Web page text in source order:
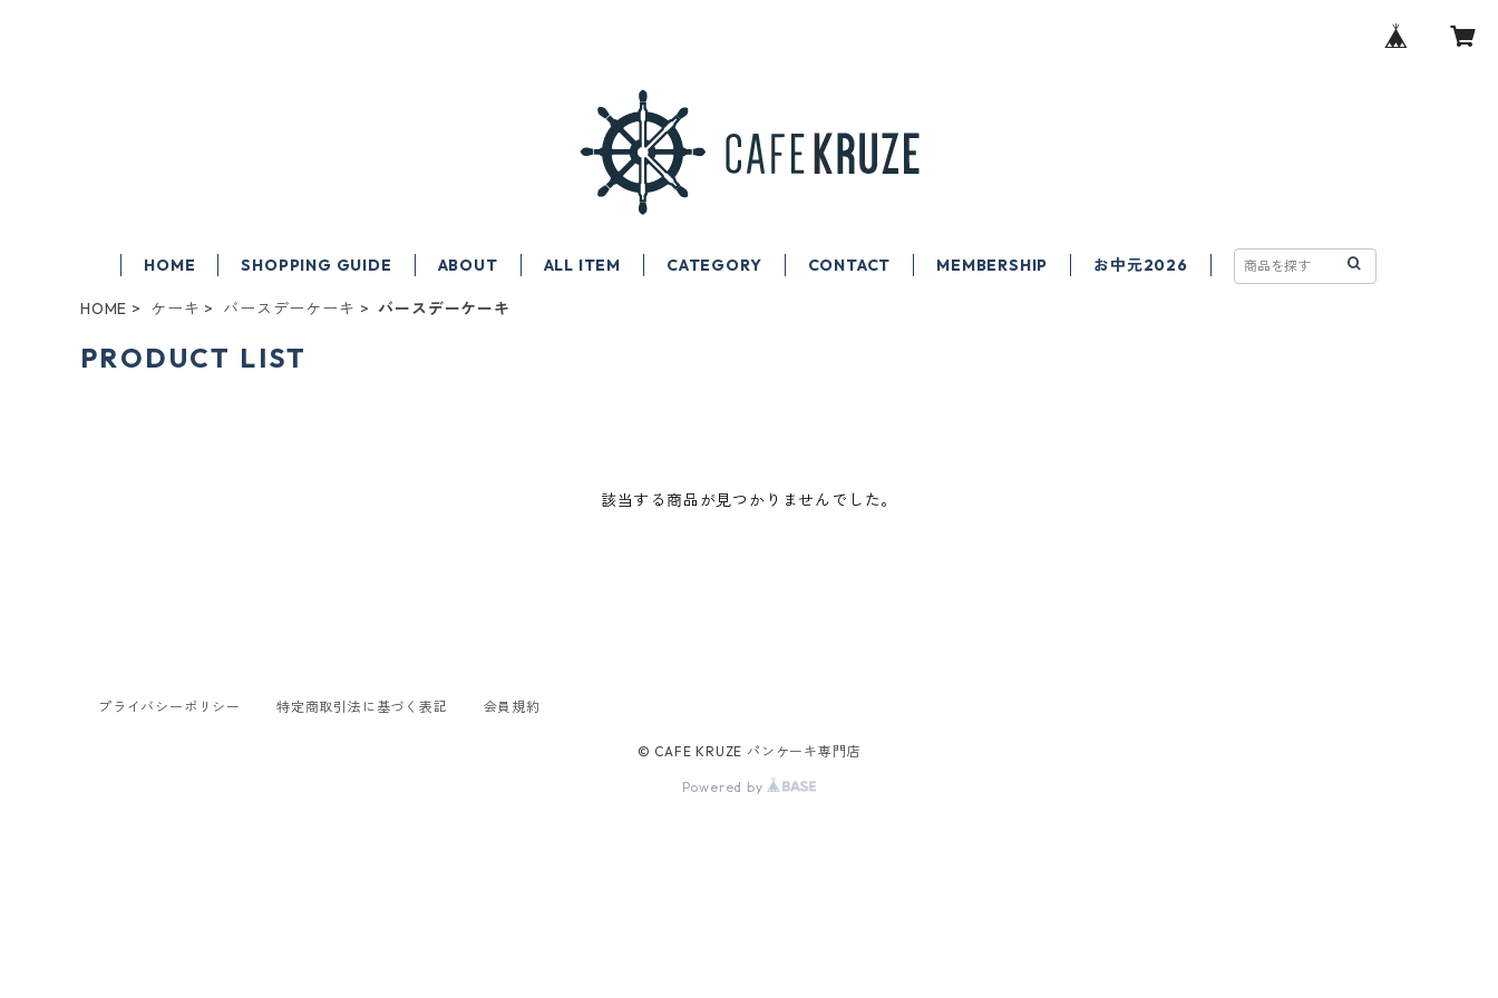
HOME SHOPPING GUIDE ABOUT ALL ITEM CATEGORY CONTACT MEMBERSHIP お中元2026
HOME ケーキ バースデーケーキ バースデーケーキ
PRODUCT LIST
該当する商品が見つかりませんでした。
プライバシーポリシー 特定商取引法に基づく表記 会員規約
© CAFE KRUZE パンケーキ専門店
Powered by